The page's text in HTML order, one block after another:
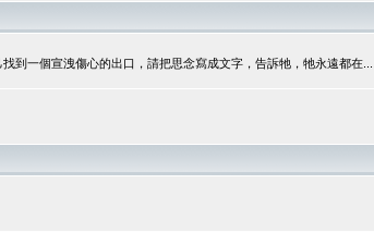
到一個宣洩傷心的出口，請把思念寫成文字，告訴牠，牠永遠都在.....